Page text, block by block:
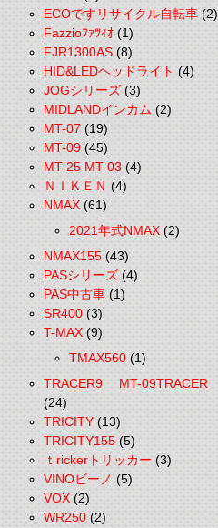
ECOですリサイクル自転車(2)
Fazzioﾌｧﾂｨｵ(1)
FJR1300AS(8)
HID&LEDヘッドライト(4)
JOGシリーズ(3)
MIDLANDインカム(2)
MT-07(19)
MT-09 (45)
MT-25 MT-03(4)
ＮＩＫＥＮ(4)
NMAX(61)
2021年式NMAX(2)
NMAX155(43)
PASシリーズ(4)
PAS中古車(1)
SR400(3)
T-MAX(9)
TMAX560(1)
TRACER9 MT-09TRACER
(24)
TRICITY(13)
TRICITY155(5)
ｔrickerトリッカー(3)
VINOビーノ(5)
VOX(2)
WR250(2)